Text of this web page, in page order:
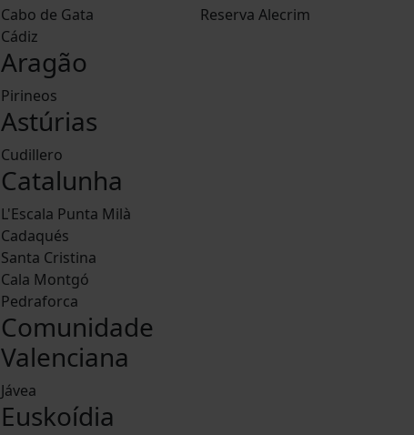
Cabo de Gata
Cádiz
Aragão
Pirineos
Astúrias
Cudillero
Catalunha
L'Escala Punta Milà
Cadaqués
Santa Cristina
Cala Montgó
Pedraforca
Comunidade
Valenciana
Jávea
Euskoídia
Reserva Alecrim